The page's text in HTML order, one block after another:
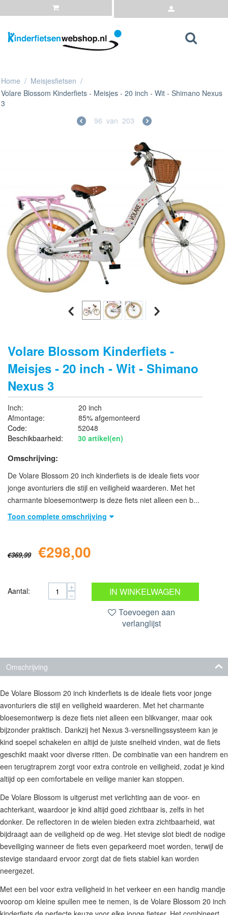
Home / Meisjesfietsen /
Volare Blossom Kinderfiets - Meisjes - 20 inch - Wit - Shimano Nexus
3
96 van 203
Volare Blossom Kinderfiets -
Meisjes - 20 inch - Wit - Shimano
Nexus 3
Inch:
20 inch
Afmontage:
85% afgemonteerd
Code:
52048
Beschikbaarheid:
30 artikel(en)
Omschrijving:
De Volare Blossom 20 inch kinderfiets is de ideale fiets voor
jonge avonturiers die stijl en veiligheid waarderen. Met het
charmante bloesemontwerp is deze fiets niet alleen een b...
Toon complete omschrijving
€369,99 €298,00
Aantal: +
−
IN WINKELWAGEN
Toevoegen aan
verlanglijst
Omschrijving
De Volare Blossom 20 inch kinderfiets is de ideale fiets voor jonge
avonturiers die stijl en veiligheid waarderen. Met het charmante
bloesemontwerp is deze fiets niet alleen een blikvanger, maar ook
bijzonder praktisch. Dankzij het Nexus 3-versnellingssysteem kan je
kind soepel schakelen en altijd de juiste snelheid vinden, wat de fiets
geschikt maakt voor diverse ritten. De combinatie van een handrem en
een terugtraprem zorgt voor extra controle en veiligheid, zodat je kind
altijd op een comfortabele en veilige manier kan stoppen.
De Volare Blossom is uitgerust met verlichting aan de voor- en
achterkant, waardoor je kind altijd goed zichtbaar is, zelfs in het
donker. De reflectoren in de wielen bieden extra zichtbaarheid, wat
bijdraagt aan de veiligheid op de weg. Het stevige slot biedt de nodige
beveiliging wanneer de fiets even geparkeerd moet worden, terwijl de
stevige standaard ervoor zorgt dat de fiets stabiel kan worden
neergezet.
Met een bel voor extra veiligheid in het verkeer en een handig mandje
voorop om kleine spullen mee te nemen, is de Volare Blossom 20 inch